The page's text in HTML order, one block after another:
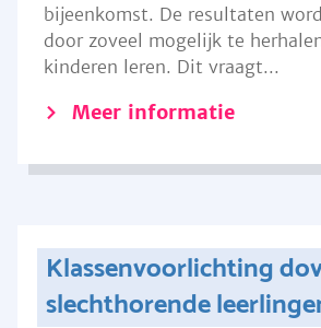
bijeenkomst. De resultaten
door zoveel mogelijk te
kinderen leren. Dit vraagt...
Meer informatie
Klassenvoorlichting
slechthorende